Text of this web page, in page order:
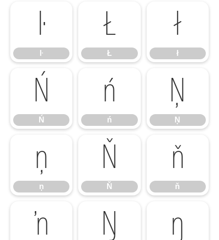
ŀ
ŀ
Ł
Ł
ł
ł
Ń
Ń
ń
ń
Ņ
Ņ
ņ
ņ
Ň
Ň
ň
ň
ŉ Ŋ ŋ